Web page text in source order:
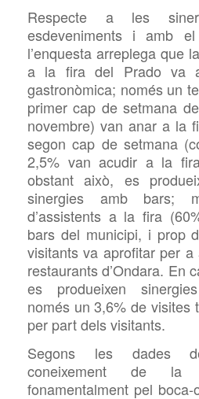
Respecte a les
esdeveniments i amb el
l’enquesta arreplega que
a la fira del Prado va
gastronòmica; només un
primer cap de setmana
novembre) van anar a la
segon cap de setmana
2,5% van acudir a la
obstant això, es
sinergies amb bars;
d’assistents a la fira
bars del municipi, i prop
visitants va aprofitar per
restaurants d’Ondara. En
es produeixen
només un 3,6% de visites
per part dels visitants.
Segons les dades
coneixement de
fonamentalment pel